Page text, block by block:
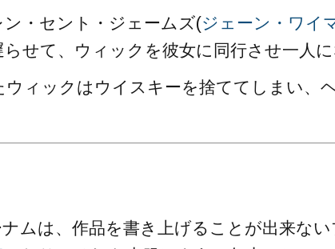
ン・セント・ジェームズ(ジェーン・ワイ
せて、ウィックを彼女に同行させ一人に
ィックはウイスキーを捨ててしまい、
ムは、作品を書き上げることが出来な